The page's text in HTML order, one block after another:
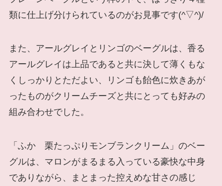
類に仕上げ分けられているのがお見事です(^▽^)/
また、アールグレイとリンゴのベーグルは、香る
アールグレイは上品であると共に決して薄くもな
くしっかりとただよい、リンゴも飴色に炊きあが
ったものがクリームチーズと共にとっても好みの
組み合わせでした。
「ふか 栗たっぷりモンブランクリーム」のベー
グルは、マロンがまるまる入っている豪快な中身
でありながら、まとまった控えめな甘さの感じ